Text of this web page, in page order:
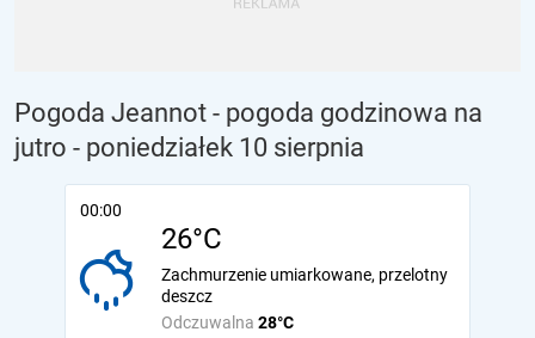
Pogoda Jeannot - pogoda godzinowa na
jutro - poniedziałek 10 sierpnia
00:00
26°C
Odczuwalna 28°C
Zachmurzenie umiarkowane, przelotny
deszcz